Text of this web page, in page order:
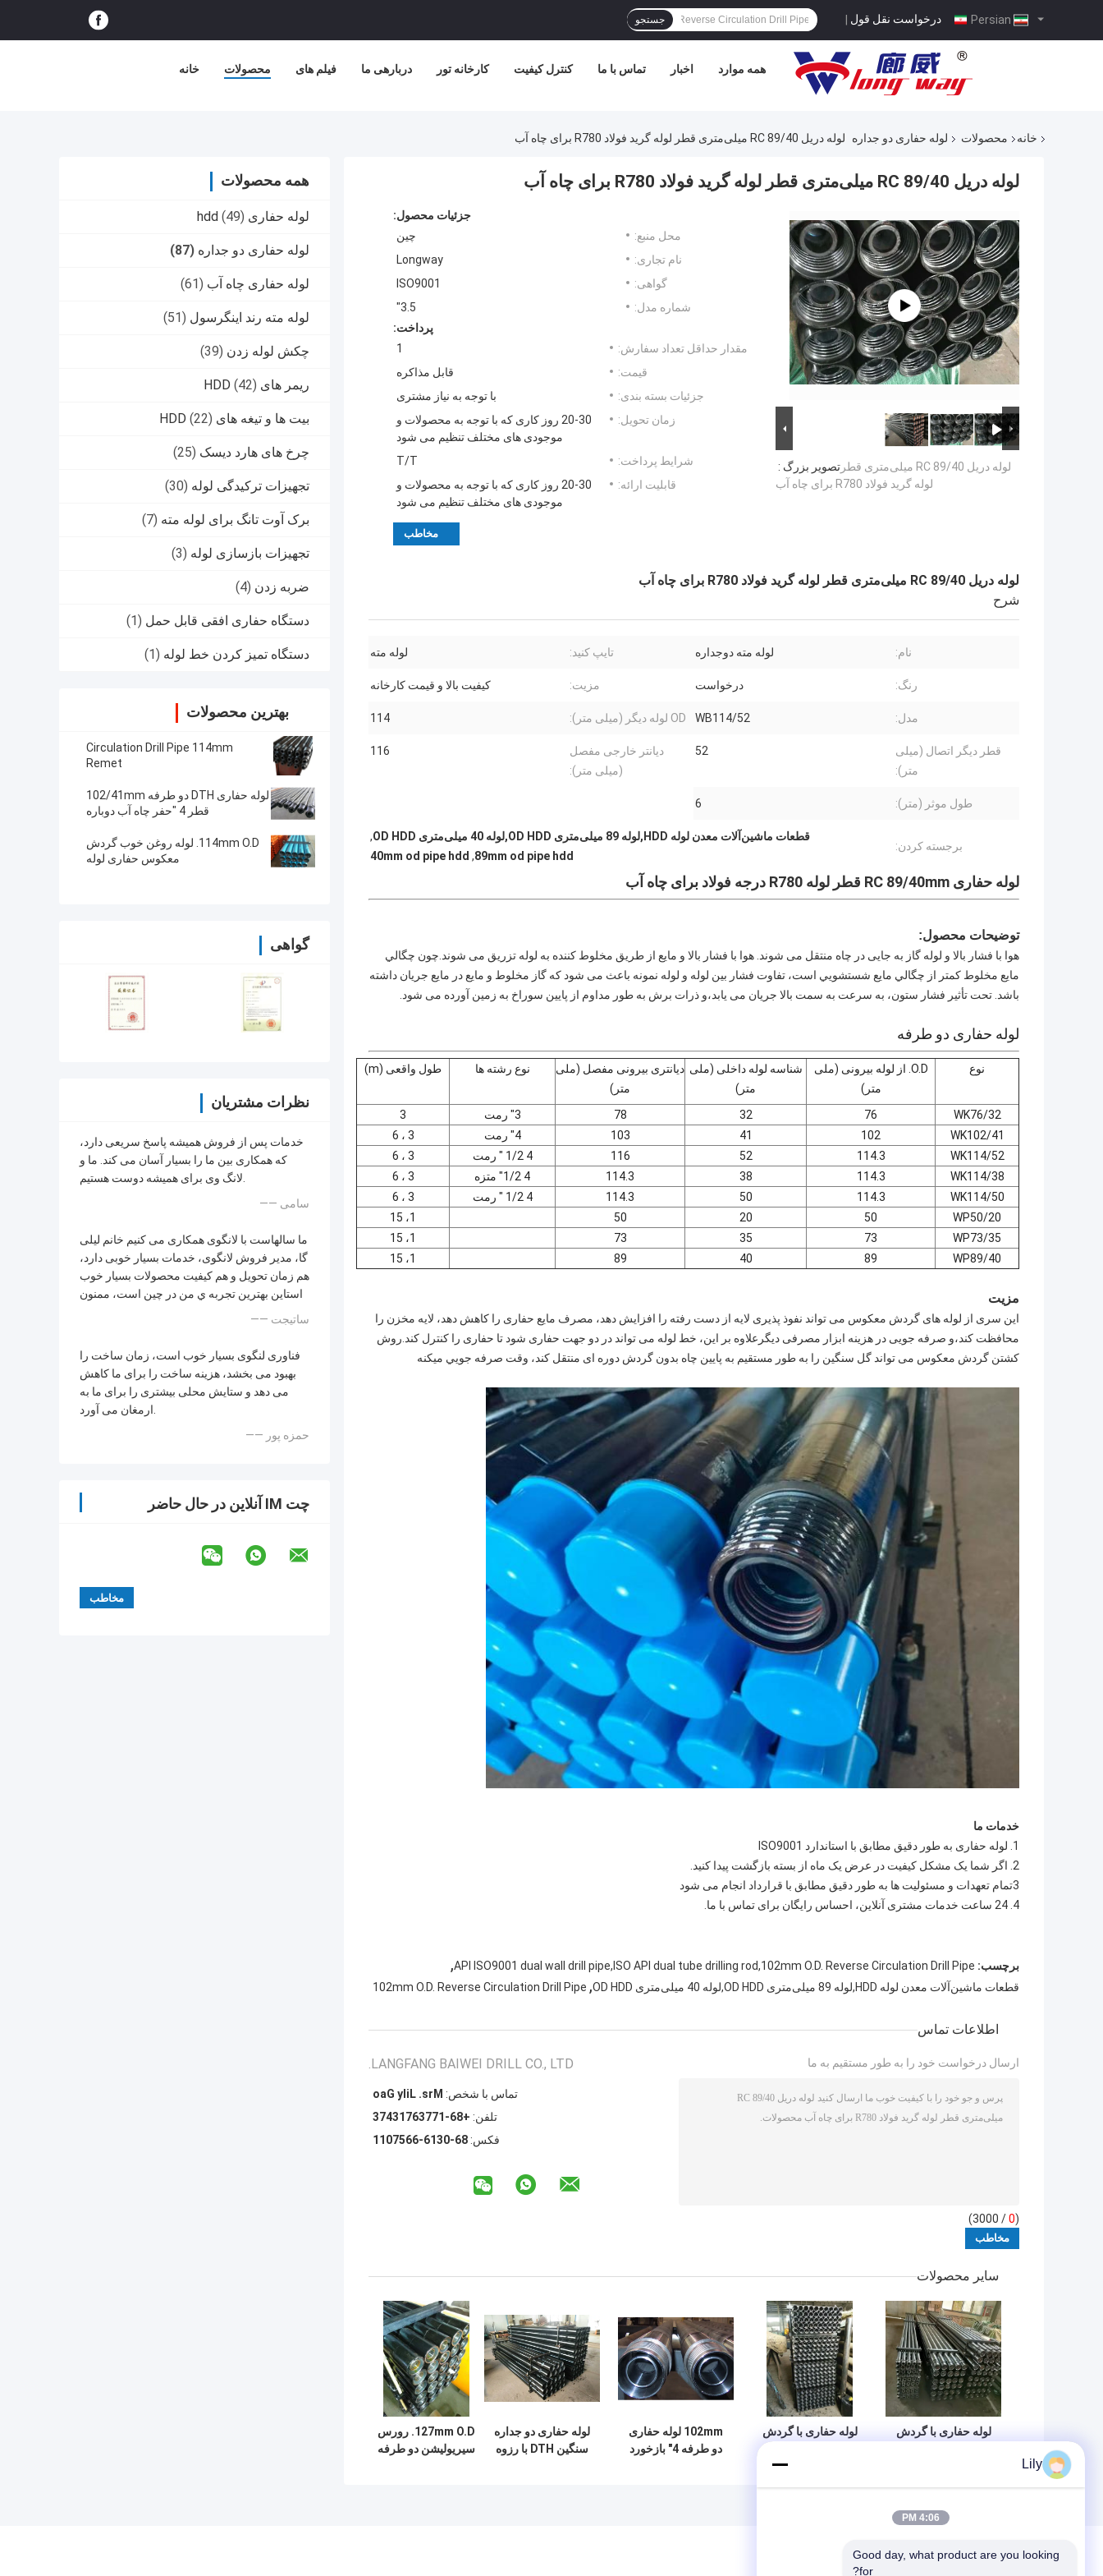
درخواست نقل قول | جستجو
خانه محصولات فیلم های دربارهی ما کارخانه تور کنترل کیفیت تماس با ما اخبار همه موارد
خانه محصولات لوله حفاری دو جداره لوله دریل RC 89/40 میلی‌متری قطر لوله گرید فولاد R780 برای چاه آب
همه محصولات
لوله حفاری hdd (49)
لوله حفاری دو جداره (87)
لوله حفاری چاه آب (61)
لوله مته رند اینگرسول (51)
چکش لوله زدن (39)
ریمر های HDD (42)
بیت ها و تیغه های HDD (22)
چرخ های هارد دیسک (25)
تجهیزات ترکیدگی لوله (30)
برک آوت تانگ برای لوله مته (7)
تجهیزات بازسازی لوله (3)
ضربه زدن (4)
دستگاه حفاری افقی قابل حمل (1)
دستگاه تمیز کردن خط لوله (1)
بهترین محصولات
Circulation Drill Pipe 114mm
Remet
لوله حفاری DTH دو طرفه 102/41mm
قطر 4 "حفر چاه آب دوباره
114mm O.D. لوله روغن خوب گردش
معکوس حفاری لوله
گواهی
نظرات مشتریان
خدمات پس از فروش همیشه پاسخ سریعی دارد،
که همکاری بین ما را بسیار آسان می کند. ما و
لانگ وی برای همیشه دوست هستیم.
—— سامی
ما سالهاست با لانگوی همکاری می کنیم خانم لیلی
گا، مدیر فروش لانگوی، خدمات بسیار خوبی دارد،
هم زمان تحویل و هم کیفیت محصولات بسیار خوب
استاين بهترين تجربه ي من در چين است، ممنون
—— ساتیجت
فناوری لنگوی بسیار خوب است، زمان ساخت را
بهبود می بخشد، هزینه ساخت را برای ما کاهش
می دهد و ستایش محلی بیشتری را برای ما به
ارمغان می آورد.
—— حمزه پور
چت IM آنلاین در حال حاضر
لوله دریل RC 89/40 میلی‌متری قطر لوله گرید فولاد R780 برای چاه آب
تصویر بزرگ : لوله دریل RC 89/40 میلی‌متری قطر
لوله گرید فولاد R780 برای چاه آب
جزئیات محصول:
محل منبع:
چین
نام تجاری:
Longway
گواهی:
ISO9001
شماره مدل:
3.5"
پرداخت:
مقدار حداقل تعداد سفارش:
1
قیمت:
قابل مذاکره
جزئیات بسته بندی:
با توجه به نیاز مشتری
زمان تحویل:
20-30 روز کاری که با توجه به محصولات و
موجودی های مختلف تنظیم می شود
شرایط پرداخت:
T/T
قابلیت ارائه:
20-30 روز کاری که با توجه به محصولات و
موجودی های مختلف تنظیم می شود
مخاطب
لوله دریل RC 89/40 میلی‌متری قطر لوله گرید فولاد R780 برای چاه آب
شرح
نام: لوله مته دوجداره تایپ کنید: لوله مته
رنگ: درخواست مزیت: کیفیت بالا و قیمت کارخانه
مدل: WB114/52 OD لوله دیگر (میلی متر): 114
قطر دیگر اتصال (میلی
متر):
52
دیانتر خارجی مفصل
(میلی متر):
116
طول موثر (متر): 6
برجسته کردن:
قطعات ماشین‌آلات معدن لوله HDD,لوله 89 میلی‌متری OD HDD,لوله 40 میلی‌متری OD HDD
,
89mm od pipe hdd
,
40mm od pipe hdd
لوله حفاری RC 89/40mm قطر لوله R780 درجه فولاد برای چاه آب
توضیحات محصول:
هوا با فشار بالا و لوله گاز به جایی در چاه منتقل می شوند. هوا با فشار بالا و مایع از طریق مخلوط کننده به لوله تزریق می شوند.چون چگالي
مايع مخلوط کمتر از چگالي مايع شستشويي است، تفاوت فشار بین لوله و لوله نمونه باعث می شود که گاز مخلوط و مایع در مایع جریان داشته
باشد. تحت تأثیر فشار ستون، به سرعت به سمت بالا جریان می یابد،و ذرات برش به طور مداوم از پایین سوراخ به زمین آورده می شود.
لوله حفاری دو طرفه
نوع
O.D. از لوله بیرونی (ملی
متر)
شناسه لوله داخلی (ملی
متر)
دیانتری بیرونی مفصل (ملی
متر)
نوع رشته ها طول واقعی (m)
WK76/32
76
32
78 3" رمت
3
WK102/41
102
41
103 4" رمت
3 ، 6
WK114/52
114.3
52
116 4 1/2 " رمت
3 ، 6
WK114/38
114.3
38
114.3 4 1/2" متزه
3 ، 6
WK114/50
114.3
50
114.3 4 1/2 " رمت
3 ، 6
WP50/20
50
20
50
1، 15
WP73/35
73
35
73
1، 15
WP89/40
89
40
89 1، 15
مزیت
این سری از لوله های گردش معکوس می تواند نفوذ پذیری لایه از دست رفته را افزایش دهد، مصرف مایع حفاری را کاهش دهد، لایه مخزن را
محافظت کند،و صرفه جویی در هزینه ابزار مصرفی دیگرعلاوه بر این، خط لوله می تواند در دو جهت حفاری شود تا حفاری را کنترل کند.روش
کشتن گردش معکوس می تواند گل سنگین را به طور مستقیم به پایین چاه بدون گردش دوره ای منتقل کند، وقت صرفه جويي ميکنه
خدمات ما
1. لوله حفاری به طور دقیق مطابق با استاندارد ISO9001
2. اگر شما یک مشکل کیفیت در عرض یک ماه از بسته بازگشت پیدا کنید.
3تمام تعهدات و مسئولیت ها به طور دقیق مطابق با قرارداد انجام می شود
4. 24 ساعت خدمات مشتری آنلاین، احساس رایگان برای تماس با ما.
برچسب: API ISO9001 dual wall drill pipe,ISO API dual tube drilling rod,102mm O.D. Reverse Circulation Drill Pipe
,
قطعات ماشین‌آلات معدن لوله HDD,لوله 89 میلی‌متری OD HDD,لوله 40 میلی‌متری OD HDD ,
102mm O.D. Reverse Circulation Drill Pipe
اطلاعات تماس
LANGFANG BAIWEI DRILL CO., LTD.
تماس با شخص: Mrs. Lily Gao
تلفن: +86-17736713473
فکس: 86-0316-6657011
ارسال درخواست خود را به طور مستقیم به ما
(
0
/ 3000)
سایر محصولات
لوله حفاری با گردش
لوله حفاری با گردش
بیرونی 89 میلی‌متر و
102mm لوله حفاری
دو طرفه 4" بازخورد
لوله حفاری دو جداره
سنگین DTH با رزوه
127mm O.D. رورس
سیریولیشن دو طرفه
Lily
4:06 PM
Good day, what product are you looking
for?